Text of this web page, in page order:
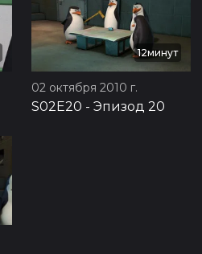
12минут
02 октября 2010 г.
S02E20 - Эпизод 20